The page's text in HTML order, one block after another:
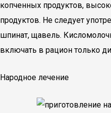
копченных продуктов,
продуктов. Не следует
шпинат, щавель.
включать в рацион только
Народное лечение